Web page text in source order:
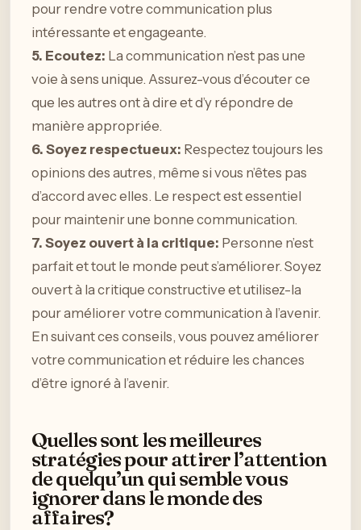
pour rendre votre communication plus
intéressante et engageante.
5. Ecoutez: La communication n’est pas une
voie à sens unique. Assurez-vous d’écouter ce
que les autres ont à dire et d’y répondre de
manière appropriée.
6. Soyez respectueux: Respectez toujours les
opinions des autres, même si vous n’êtes pas
d’accord avec elles. Le respect est essentiel
pour maintenir une bonne communication.
7. Soyez ouvert à la critique: Personne n’est
parfait et tout le monde peut s’améliorer. Soyez
ouvert à la critique constructive et utilisez-la
pour améliorer votre communication à l’avenir.
En suivant ces conseils, vous pouvez améliorer
votre communication et réduire les chances
d’être ignoré à l’avenir.
Quelles sont les meilleures
stratégies pour attirer l’attention
de quelqu’un qui semble vous
ignorer dans le monde des
affaires?